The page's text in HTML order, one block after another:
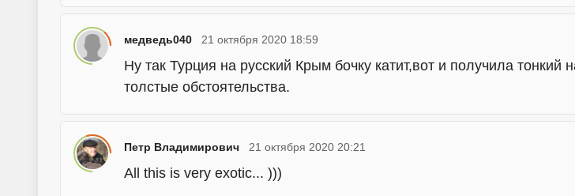
медведь040 21 октября 2020 18:59
Ну так Турция на русский Крым бочку катит,вот и получила тонкий
толстые обстоятельства.
Петр Владимирович 21 октября 2020 20:21
All this is very exotic... )))